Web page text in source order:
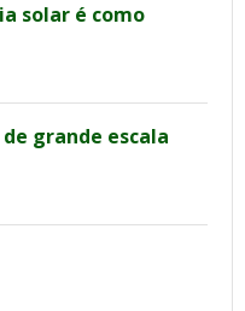
solar é como
grande escala